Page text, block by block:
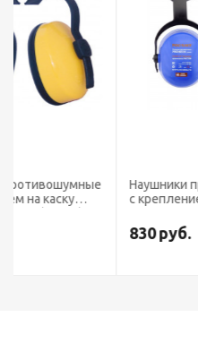
Наушники противошумные
с креплением на каску